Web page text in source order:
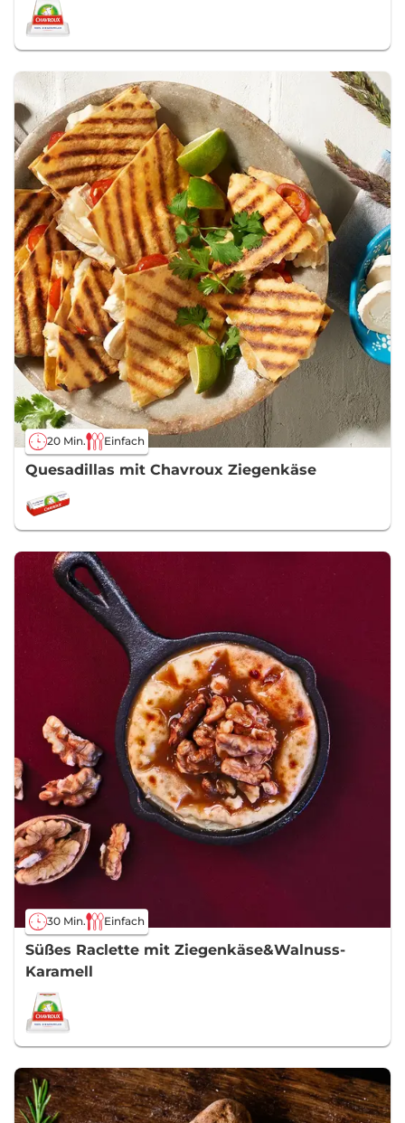
20 Min. Einfach
Quesadillas mit Chavroux Ziegenkäse
30 Min. Einfach
Süßes Raclette mit Ziegenkäse&Walnuss-
Karamell